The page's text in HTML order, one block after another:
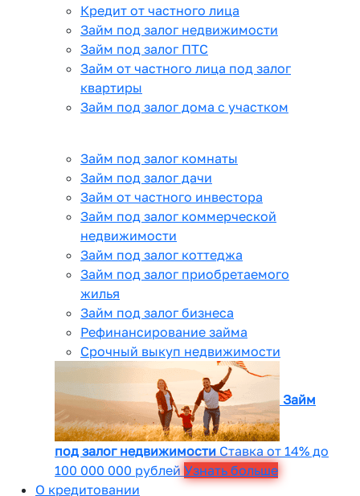
Кредит от частного лица
Займ под залог недвижимости
Займ под залог ПТС
Займ от частного лица под залог
квартиры
Займ под залог дома с участком
Займ под залог комнаты
Займ под залог дачи
Займ от частного инвестора
Займ под залог коммерческой
недвижимости
Займ под залог коттеджа
Займ под залог приобретаемого
жилья
Займ под залог бизнеса
Рефинансирование займа
Срочный выкуп недвижимости
Займ
под залог недвижимости Ставка от 14% до
100 000 000 рублей Узнать больше
О кредитовании